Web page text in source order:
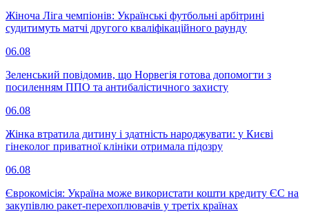
Жіноча Ліга чемпіонів: Українські футбольні арбітрині
судитимуть матчі другого кваліфікаційного раунду
06.08
Зеленський повідомив, що Норвегія готова допомогти з
посиленням ППО та антибалістичного захисту
06.08
Жінка втратила дитину і здатність народжувати: у Києві
гінеколог приватної клініки отримала підозру
06.08
Єврокомісія: Україна може використати кошти кредиту ЄС на
закупівлю ракет-перехоплювачів у третіх країнах